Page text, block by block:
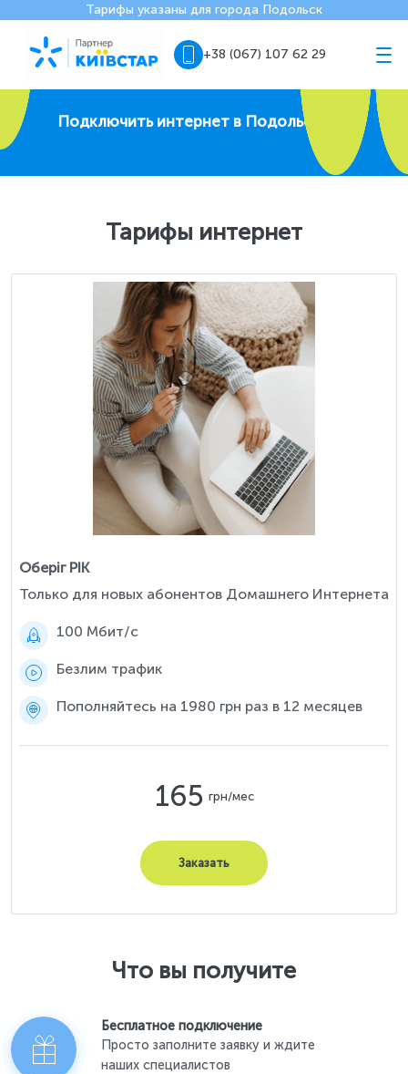
Тарифы указаны для города Подольск
+38 (067) 107 62 29
Подключить интернет в Подольске
Тарифы интернет
Оберіг РІК
Только для новых абонентов Домашнего Интернета
100 Мбит/c
Безлим трафик
Пополняйтесь на 1980 грн раз в 12 месяцев
165 грн/мес
Заказать
Что вы получите
Бесплатное подключение
Просто заполните заявку и ждите
наших специалистов